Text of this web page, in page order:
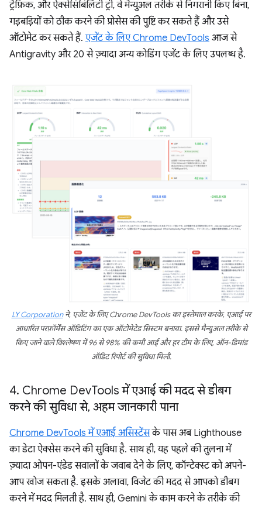
ट्रैफ़िक, और ऐक्सेसिबिलिटी ट्री, वे मैन्युअल तरीके से निगरानी किए बिना,
गड़बड़ियों को ठीक करने की प्रोसेस की पुष्टि कर सकते हैं और उसे
ऑटोमेट कर सकते हैं. एजेंट के लिए Chrome DevTools आज से
Antigravity और 20 से ज़्यादा अन्य कोडिंग एजेंट के लिए उपलब्ध है.
LY Corporationने, एजेंट के लिए Chrome DevTools का इस्तेमाल करके, एआई पर
आधारित परफ़ॉर्मेंस ऑडिटिंग का एक ऑटोमेटेड सिस्टम बनाया. इससे मैन्युअल तरीके से
किए जाने वाले विश्लेषण में 96 से 98% की कमी आई और हर टीम के लिए, ऑन-डिमांड
ऑडिट रिपोर्ट की सुविधा मिली.
4. Chrome DevTools में एआई की मदद से डीबग
करने की सुविधा से, अहम जानकारी पाना
Chrome DevTools में एआई असिस्टेंसके पास अब Lighthouse
का डेटा ऐक्सेस करने की सुविधा है. साथ ही, यह पहले की तुलना में
ज़्यादा ओपन-एंडेड सवालों के जवाब देने के लिए, कॉन्टेक्स्ट को अपने-
आप खोज सकता है. इसके अलावा, विजेट की मदद से आपको डीबग
करने में मदद मिलती है. साथ ही, Gemini के काम करने के तरीके की